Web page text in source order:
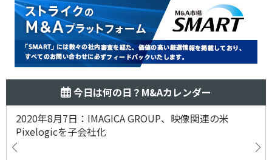
今日は何の日？M&Aカレンダー
2020年8月7日：IMAGICA GROUP、映像関連の米
Pixelogicを子会社化